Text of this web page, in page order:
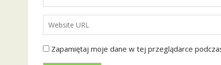
Zapamiętaj moje dane w tej przeglądarce